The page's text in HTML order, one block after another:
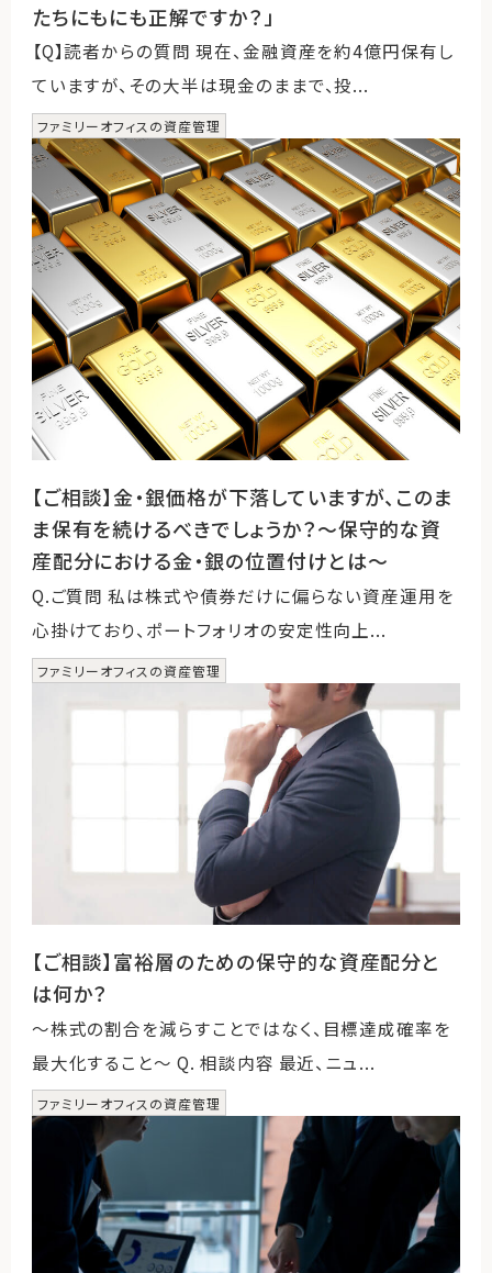
たちにもにも正解ですか？」
【Q】読者からの質問 現在、金融資産を約4億円保有し
ていますが、その大半は現金のままで、投...
ファミリーオフィスの資産管理
【ご相談】金・銀価格が下落していますが、このま
ま保有を続けるべきでしょうか？～保守的な資
産配分における金・銀の位置付けとは～
Q.ご質問 私は株式や債券だけに偏らない資産運用を
心掛けており、ポートフォリオの安定性向上...
ファミリーオフィスの資産管理
【ご相談】富裕層のための保守的な資産配分と
は何か？
～株式の割合を減らすことではなく、目標達成確率を
最大化すること～ Q. 相談内容 最近、ニュ...
ファミリーオフィスの資産管理